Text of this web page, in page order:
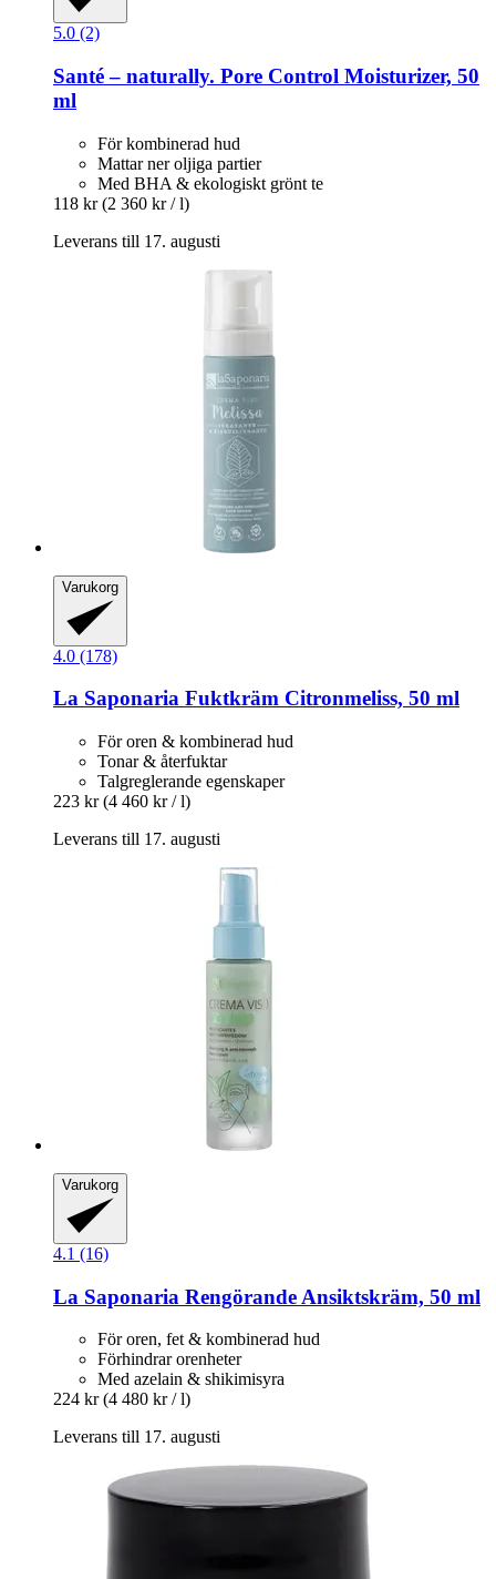
5.0 (2)
Santé – naturally. Pore Control Moisturizer, 50
ml
För kombinerad hud
Mattar ner oljiga partier
Med BHA & ekologiskt grönt te
118 kr (2 360 kr / l)
Leverans till 17. augusti
Varukorg
4.0 (178)
La Saponaria Fuktkräm Citronmeliss, 50 ml
För oren & kombinerad hud
Tonar & återfuktar
Talgreglerande egenskaper
223 kr (4 460 kr / l)
Leverans till 17. augusti
Varukorg
4.1 (16)
La Saponaria Rengörande Ansiktskräm, 50 ml
För oren, fet & kombinerad hud
Förhindrar orenheter
Med azelain & shikimisyra
224 kr (4 480 kr / l)
Leverans till 17. augusti